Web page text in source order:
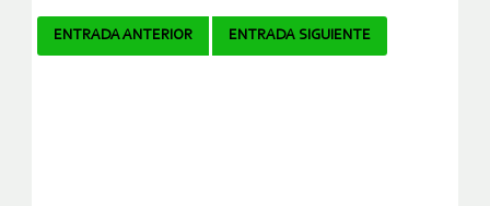
Navegador
ENTRADA ANTERIOR ENTRADA SIGUIENTE